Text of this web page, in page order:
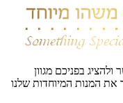
בפניכם מגוון
את המנות המיוחדות שלנו